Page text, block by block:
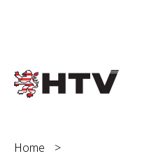
Home >